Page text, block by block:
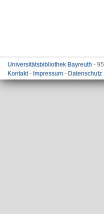
Universitätsbibliothek Bayreuth -
Kontakt- Impressum - Datenschutz